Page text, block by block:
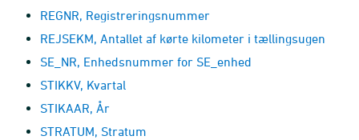
REGNR, Registreringsnummer
REJSEKM, Antallet af kørte kilometer i tællingsugen
SE_NR, Enhedsnummer for SE_enhed
STIKKV, Kvartal
STIKAAR, År
STRATUM, Stratum